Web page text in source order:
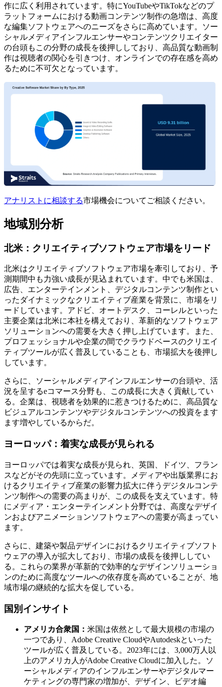
作に広く利用されています。特にYouTubeやTikTokなどのプ
ラットフォームにおける動画コンテンツ制作の急増は、高度
な編集ソフトウェアへのニーズをさらに高めています。ソー
シャルメディアインフルエンサーやコンテンツクリエイター
の台頭もこの分野の成長を後押ししており、高品質な動画制
作は視聴者の関心を引きつけ、オンラインでの存在感を高め
るために不可欠となっています。
アナリストに相談する市場機会についてご相談ください。
地域別分析
北米：クリエイティブソフトウェア市場をリード
北米はクリエイティブソフトウェア市場を牽引しており、予
測期間中も力強い成長が見込まれています。中でも米国は、
広告、エンターテインメント、デジタルコンテンツ制作とい
ったダイナミックなクリエイティブ産業を背景に、市場をリ
ードしています。アドビ、オートデスク、コーレルといった
主要企業は北米に本社を構えており、革新的なソフトウェア
ソリューションへの需要を大きく押し上げています。また、
プロフェッショナルや企業の間でクラウドベースのクリエイ
ティブツールが広く普及していることも、市場拡大を後押し
しています。
さらに、ソーシャルメディアインフルエンサーの台頭や、活
況を呈するeコマース分野も、この成長に大きく貢献してい
る。企業は、視聴者を効果的に惹きつけるために、高品質な
ビジュアルコンテンツやデジタルコンテンツへの投資をます
ます増やしているからだ。
ヨーロッパ：着実な成長が見られる
ヨーロッパでは着実な成長が見られ、英国、ドイツ、フラン
スなどがその先頭に立っています。メディアや出版業界にお
けるクリエイティブ産業の影響力拡大に伴うデジタルコンテ
ンツ制作への需要の高まりが、この成長を支えています。特
にメディア・エンターテインメント分野では、高度なデザイ
ンおよびアニメーションソフトウェアへの需要が高まってい
ます。
さらに、建築や製品デザインにおけるクリエイティブソフト
ウェアの導入が拡大しており、市場の成長を後押ししてい
る。これらの業界が革新的で効率的なデザインソリューショ
ンのために高度なツールへの依存度を高めていることが、地
域市場の継続的な拡大を促している。
国別インサイト
アメリカ合衆国： 米国は依然として最大規模の市場の
一つであり、Adobe Creative CloudやAutodeskといった
ツールが広く普及している。2023年には、3,000万人以
上のアメリカ人がAdobe Creative Cloudに加入した。ソ
ーシャルメディアのインフルエンサーやデジタルマー
ケティングの専門家の増加が、デザイン、ビデオ編